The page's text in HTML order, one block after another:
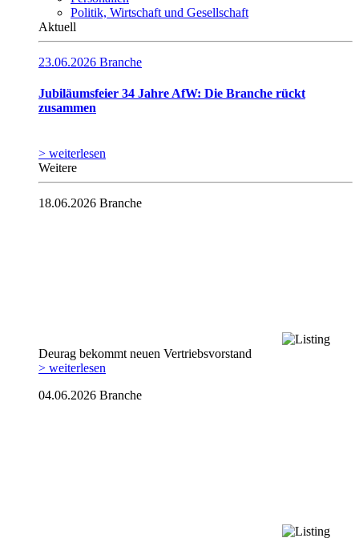
Politik, Wirtschaft und Gesellschaft
Aktuell
23.06.2026 Branche
Jubiläumsfeier 34 Jahre AfW: Die Branche rückt
zusammen
> weiterlesen
Weitere
18.06.2026 Branche
Deurag bekommt neuen Vertriebsvorstand
> weiterlesen
04.06.2026 Branche